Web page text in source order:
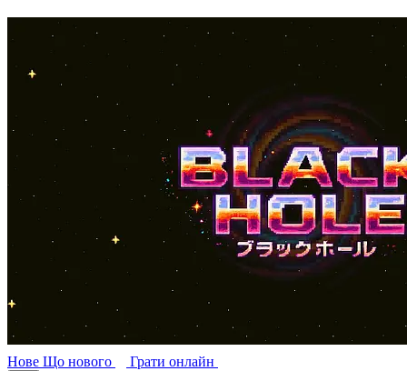
Нове Що нового Грати онлайн